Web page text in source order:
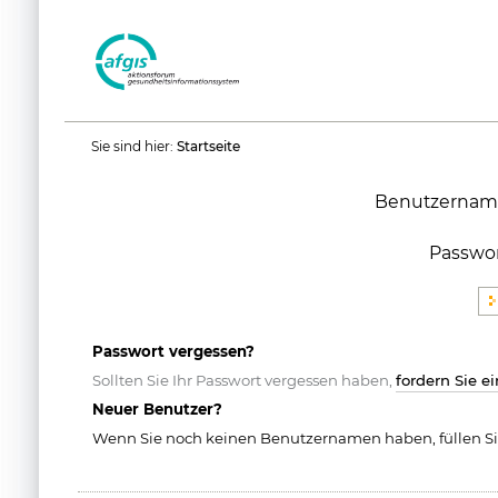
Benutzerspezifische
Sie sind hier: Startseite
Passwort vergessen?
Sollten Sie Ihr Passwort vergessen haben, fordern Sie
Neuer Benutzer?
Wenn Sie noch keinen Benutzernamen haben, füllen